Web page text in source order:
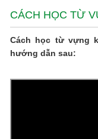
CÁCH HỌC TỪ
Cách học từ vựng
hướng dẫn sau: